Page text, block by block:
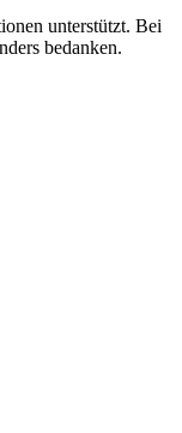
unterstützt. Bei
bedanken.